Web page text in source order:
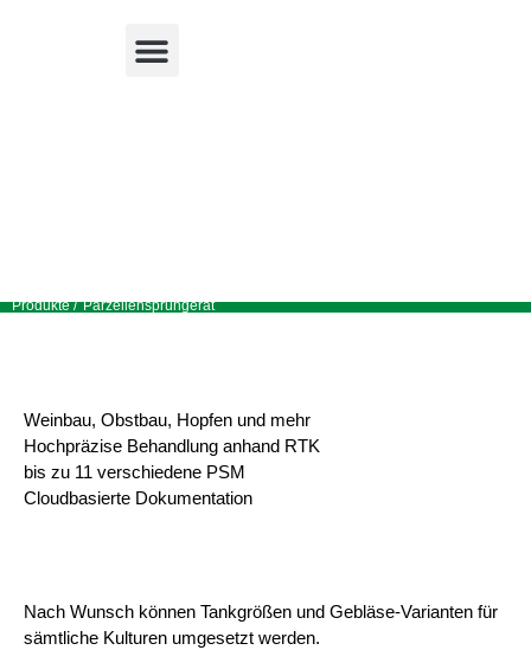
Produkte / Parzellensprühgerät
Weinbau, Obstbau, Hopfen und mehr
Hochpräzise Behandlung anhand RTK
bis zu 11 verschiedene PSM
Cloudbasierte Dokumentation
Nach Wunsch können Tankgrößen und Gebläse-Varianten für
sämtliche Kulturen umgesetzt werden.